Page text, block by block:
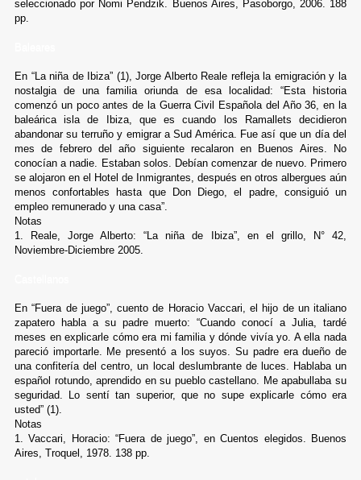
seleccionado por Nomi Pendzik. Buenos Aires, Pasoborgo, 2006. 188
pp.
En “La niña de Ibiza” (1), Jorge Alberto Reale refleja la emigración y la
nostalgia de una familia oriunda de esa localidad: “Esta historia
comenzó un poco antes de la Guerra Civil Española del Año 36, en la
baleárica isla de Ibiza, que es cuando los Ramallets decidieron
abandonar su terruño y emigrar a Sud América. Fue así que un día del
mes de febrero del año siguiente recalaron en Buenos Aires. No
conocían a nadie. Estaban solos. Debían comenzar de nuevo. Primero
se alojaron en el Hotel de Inmigrantes, después en otros albergues aún
menos confortables hasta que Don Diego, el padre, consiguió un
empleo remunerado y una casa”.
Notas
1. Reale, Jorge Alberto: “La niña de Ibiza”, en el grillo, N° 42,
Noviembre-Diciembre 2005.
En “Fuera de juego”, cuento de Horacio Vaccari, el hijo de un italiano
zapatero habla a su padre muerto: “Cuando conocí a Julia, tardé
meses en explicarle cómo era mi familia y dónde vivía yo. A ella nada
pareció importarle. Me presentó a los suyos. Su padre era dueño de
una confitería del centro, un local deslumbrante de luces. Hablaba un
español rotundo, aprendido en su pueblo castellano. Me apabullaba su
seguridad. Lo sentí tan superior, que no supe explicarle cómo era
usted” (1).
Notas
1. Vaccari, Horacio: “Fuera de juego”, en Cuentos elegidos. Buenos
Aires, Troquel, 1978. 138 pp.